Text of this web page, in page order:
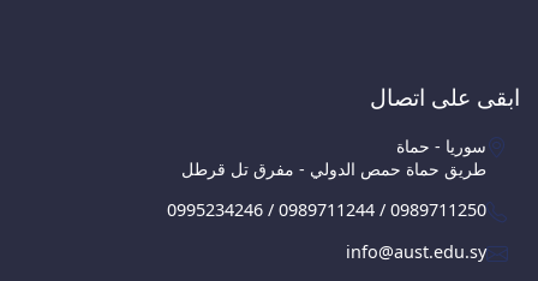
ابقى على اتصال
سوريا - حماة
طريق حماة حمص الدولي - مفرق تل قرطل
0995234246 / 0989711244 / 0989711250
info@aust.edu.sy